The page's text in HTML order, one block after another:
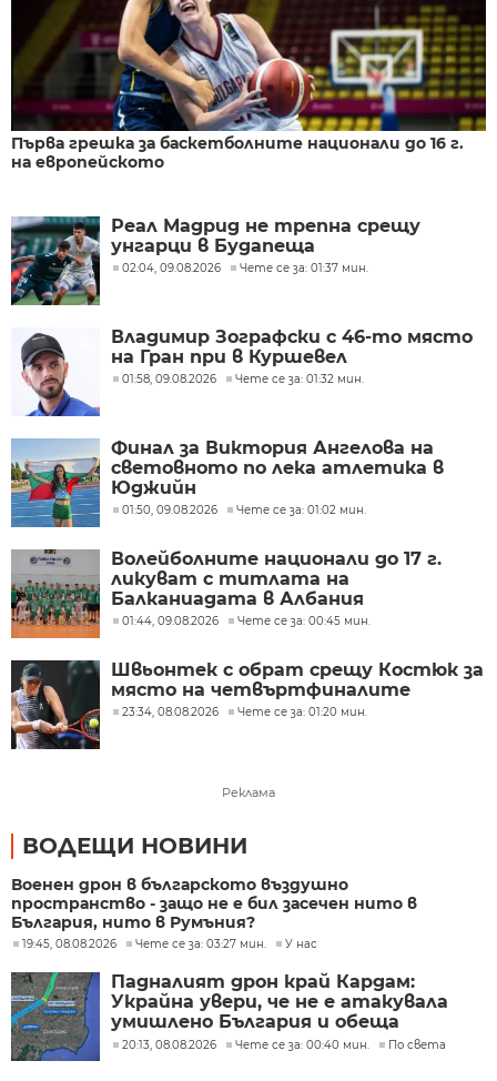
Първа грешка за баскетболните национали до 16 г.
на европейското
Реал Мадрид не трепна срещу
унгарци в Будапеща
02:04, 09.08.2026 Чете се за: 01:37 мин.
Владимир Зографски с 46-то място
на Гран при в Куршевел
01:58, 09.08.2026 Чете се за: 01:32 мин.
Финал за Виктория Ангелова на
световното по лека атлетика в
Юджийн
01:50, 09.08.2026 Чете се за: 01:02 мин.
Волейболните национали до 17 г.
ликуват с титлата на
Балканиадата в Албания
01:44, 09.08.2026 Чете се за: 00:45 мин.
Швьонтек с обрат срещу Костюк за
място на четвъртфиналите
23:34, 08.08.2026 Чете се за: 01:20 мин.
Реклама
ВОДЕЩИ НОВИНИ
Военен дрон в българското въздушно
пространство - защо не е бил засечен нито в
България, нито в Румъния?
19:45, 08.08.2026 Чете се за: 03:27 мин. У нас
Падналият дрон край Кардам:
Украйна увери, че не е атакувала
умишлено България и обеща
разследване
20:13, 08.08.2026 Чете се за: 00:40 мин. По света